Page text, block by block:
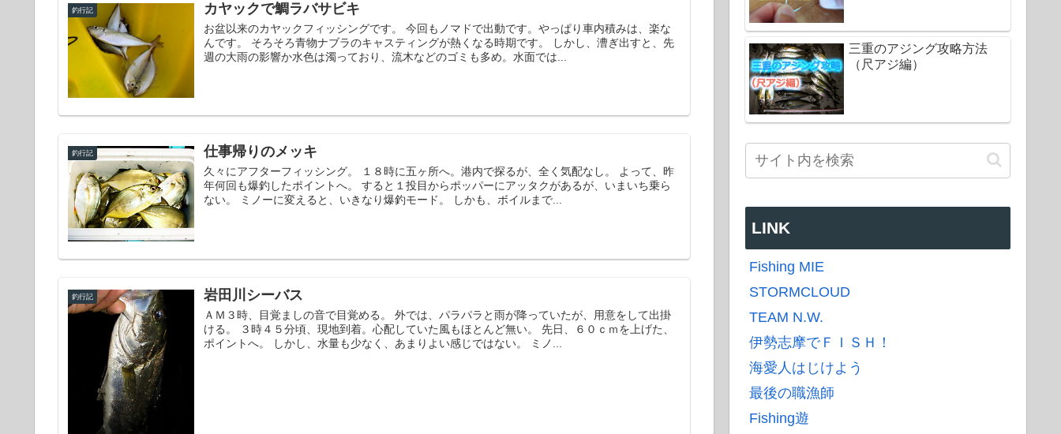
釣行記 カヤックで鯛ラバサビキ
お盆以来のカヤックフィッシングです。 今回もノマドで出動です。やっぱり車内積みは、楽な
んです。 そろそろ青物ナブラのキャスティングが熱くなる時期です。 しかし、漕ぎ出すと、先
週の大雨の影響か水色は濁っており、流木などのゴミも多め。水面では...
釣行記 仕事帰りのメッキ
久々にアフターフィッシング。 １８時に五ヶ所へ。港内で探るが、全く気配なし。 よって、昨
年何回も爆釣したポイントへ。 すると１投目からポッパーにアッタクがあるが、いまいち乗ら
ない。 ミノーに変えると、いきなり爆釣モード。 しかも、ボイルまで...
釣行記 岩田川シーバス
ＡＭ３時、目覚ましの音で目覚める。 外では、パラパラと雨が降っていたが、用意をして出掛
ける。 ３時４５分頃、現地到着。心配していた風もほとんど無い。 先日、６０ｃｍを上げた、
ポイントへ。 しかし、水量も少なく、あまりよい感じではない。 ミノ...
三重のアジング攻略方法
（尺アジ編）
LINK
Fishing MIE
STORMCLOUD
TEAM N.W.
伊勢志摩でＦＩＳＨ！
海愛人はじけよう
最後の職漁師
Fishing遊